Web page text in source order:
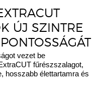
ÚJ SZINTRE
vezet be
fűrészszalagot,
hosszabb élettartamra és